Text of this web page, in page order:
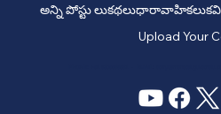
అన్ని పోస్టు లుకథలుధారావాహికలు
Upload Your